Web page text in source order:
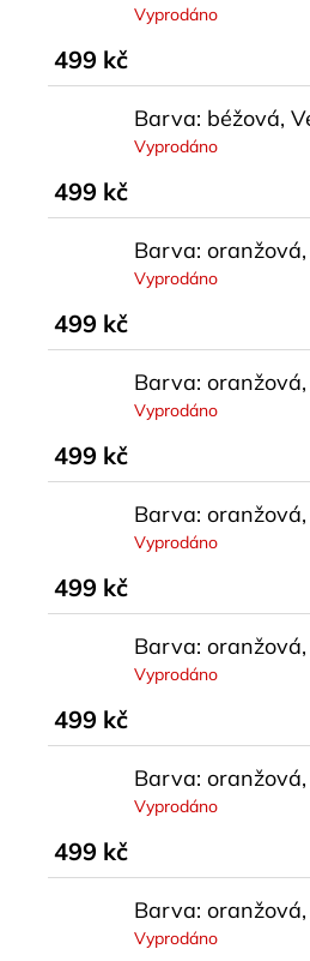
Vyprodáno
499 kč
Barva: béžová,
Vyprodáno
499 kč
Barva:
Vyprodáno
499 kč
Barva:
Vyprodáno
499 kč
Barva:
Vyprodáno
499 kč
Barva:
Vyprodáno
499 kč
Barva:
Vyprodáno
499 kč
Barva:
Vyprodáno